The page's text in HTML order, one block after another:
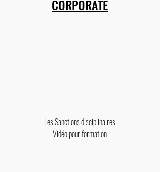
CORPORATE
Les Sanctions disciplinaires
Vidéo pourformation